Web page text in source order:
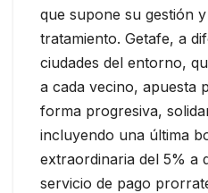
que supone su gestión
tratamiento. Getafe, a
ciudades del entorno,
a cada vecino, apuesta
forma progresiva,
incluyendo una última
extraordinaria del 5% a
servicio de pago